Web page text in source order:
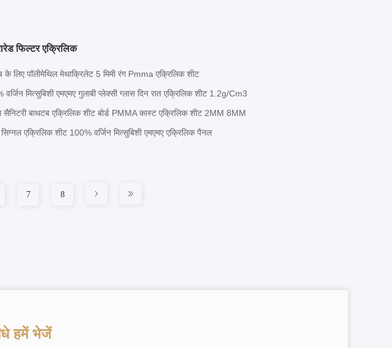
फिल्टर एक्रिलिक
के लिए पॉलीमेथिल मेथाक्रिलेट 5 मिमी रंग Pmma एक्रिलिक शीट
वर्जिन मित्सुबिशी एमएमए गुलाबी प्लेक्सी ग्लास दिन रात एक्रिलिक शीट 1.2g/Cm3
बाथटब एक्रिलिक शीट बोर्ड PMMA कास्ट एक्रिलिक शीट 2MM 8MM
एक्रिलिक शीट 100% वर्जिन मित्सुबिशी एमएमए एक्रिलिक पैनल
7 8
हमें भेजें